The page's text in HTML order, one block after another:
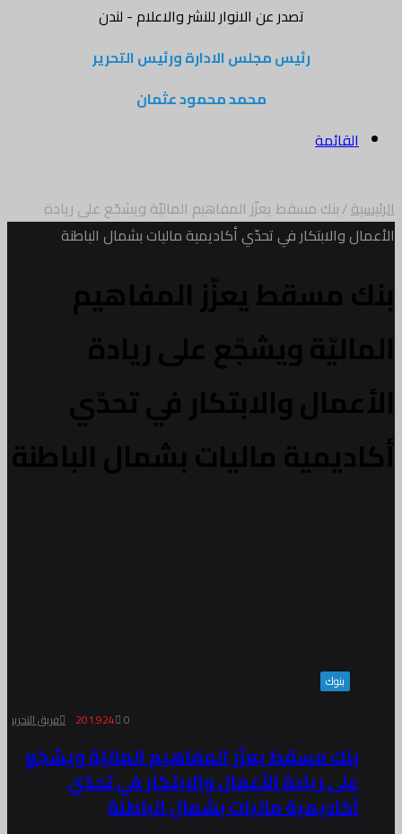
تصدر عن الانوار للنشر والاعلام - لندن
رئيس مجلس الادارة ورئيس التحرير
محمد محمود عثمان
القائمة
الرئيسية/بنك مسقط يعزّز المفاهيم الماليّة ويشجّع على ريادة
الأعمال والابتكار في تحدّي أكاديمية ماليات بشمال الباطنة
بنك مسقط يعزّز المفاهيم
الماليّة ويشجّع على ريادة
الأعمال والابتكار في تحدّي
أكاديمية ماليات بشمال الباطنة
بنوك
فريق التحرير
0 201٬924
بنك مسقط يعزّز المفاهيم الماليّة ويشجّع
على ريادة الأعمال والابتكار في تحدّي
أكاديمية ماليات بشمال الباطنة